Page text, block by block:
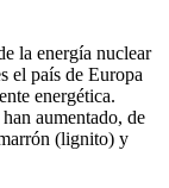
la energía nuclear
el país de Europa
energética.
aumentado, de
(lignito) y